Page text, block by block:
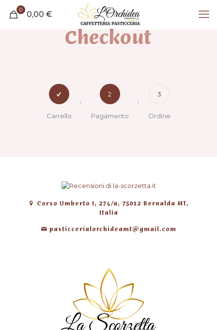
0 0,00 €
Checkout
Carrello
2
Pagamento
3
Ordine
Corso Umberto I, 274/a, 75012 Bernalda MT,
Italia
pasticcerialorchideamt@gmail.com